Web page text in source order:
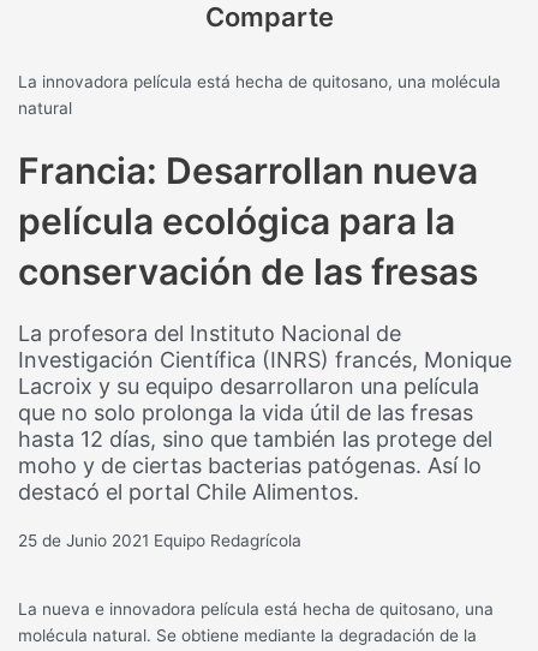
Comparte
La innovadora película está hecha de quitosano, una molécula
natural
Francia: Desarrollan nueva
película ecológica para la
conservación de las fresas
La profesora del Instituto Nacional de
Investigación Científica (INRS) francés, Monique
Lacroix y su equipo desarrollaron una película
que no solo prolonga la vida útil de las fresas
hasta 12 días, sino que también las protege del
moho y de ciertas bacterias patógenas. Así lo
destacó el portal Chile Alimentos.
25 de Junio 2021 Equipo Redagrícola
La nueva e innovadora película está hecha de quitosano, una
molécula natural. Se obtiene mediante la degradación de la